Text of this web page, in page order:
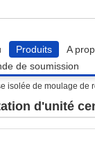
Produits A
de soumission
isolée de moulage de
d'unité